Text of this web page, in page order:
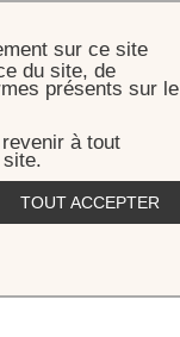
sur ce site
du site, de
présents sur le
à tout
TOUT ACCEPTER